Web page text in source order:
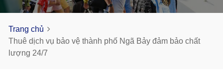
Trang chủ
Thuê dịch vụ bảo vệ thành phố Ngã Bảy đảm bảo chất
lượng 24/7